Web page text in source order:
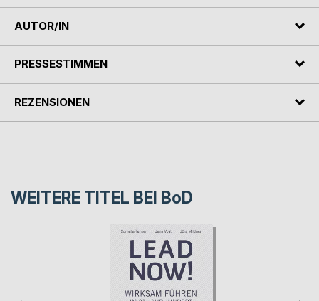
AUTOR/IN
PRESSESTIMMEN
REZENSIONEN
WEITERE TITEL BEI BoD